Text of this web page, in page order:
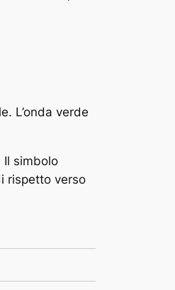
L’onda verde
Il simbolo
rispetto verso